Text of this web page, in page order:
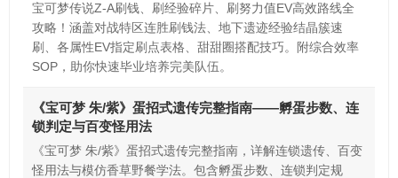
宝可梦传说Z-A刷钱、刷经验碎片、刷努力值EV高效路线全
攻略！涵盖对战特区连胜刷钱法、地下遗迹经验结晶簇速
刷、各属性EV指定刷点表格、甜甜圈搭配技巧。附综合效率
SOP，助你快速毕业培养完美队伍。
《宝可梦 朱/紫》蛋招式遗传完整指南——孵蛋步数、连
锁判定与百变怪用法
《宝可梦 朱/紫》蛋招式遗传完整指南，详解连锁遗传、百变
怪用法与模仿香草野餐学法。包含孵蛋步数、连锁判定规